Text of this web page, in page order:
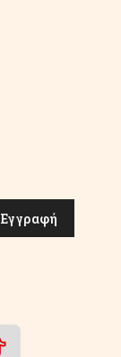
Εγγραφή